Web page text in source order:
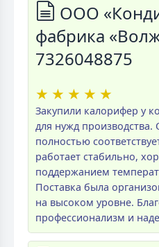
ООО
фабрика
7326048875
★ ★ ★ ★ ★
Закупили калорифер у
для нужд производства.
полностью
работает стабильно,
поддержанием
Поставка была
на высоком уровне.
профессионализм и